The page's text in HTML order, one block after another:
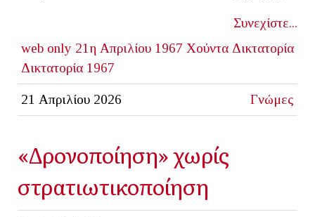
Συνεχίστε...
web only 21η Απριλίου 1967 Χούντα Δικτατορία
Δικτατορία 1967
21 Απριλίου 2026 Γνώμες
«Δρονοποίηση» χωρίς
στρατιωτικοποίηση